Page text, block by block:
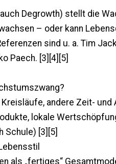
Degrowth) stellt die
– oder kann
sind u. a. Tim
Paech. [3][4][5]
andere Zeit- und
lokale
Schule) [3][5]
als „fertiges“